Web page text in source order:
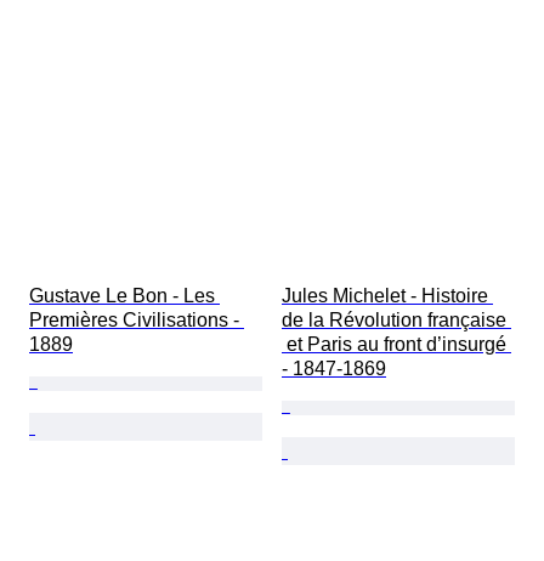
Gustave Le Bon - Les
Premières Civilisations -
1889
Jules Michelet - Histoire
de la Révolution française
et Paris au front d’insurgé
- 1847-1869